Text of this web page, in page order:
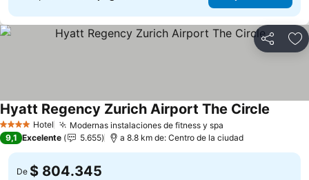
Compartir
4 EstrellasHotel Modernas instalaciones de fitness y spa
Hyatt Regency Zurich Airport The Circle
9,1 Excelente 5.655 a 8.8 km de: Centro de la ciudad
De $ 804.345